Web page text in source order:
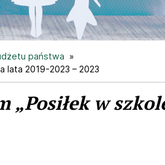
państwa
lata 2019-2023 – 2023
w